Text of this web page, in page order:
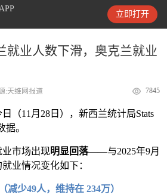
立即打开
天维新闻
就业人数下滑，奥克兰就业
:天维网报道 7845
（11月28日），新西兰统计局Stats
。
业市场出现明显回落——与2025年9月
业情况变化如下：
减少49人，维持在 234万）